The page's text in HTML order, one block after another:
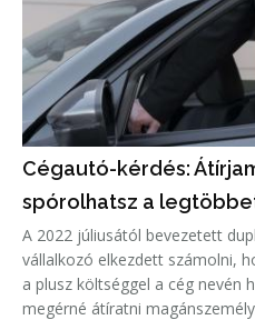
Cégautó-kérdés:
spórolhatsz a
A 2022 júliusától bevezetett
vállalkozó elkezdett számolni,
a plusz költséggel a cég nevén
megérné átíratni